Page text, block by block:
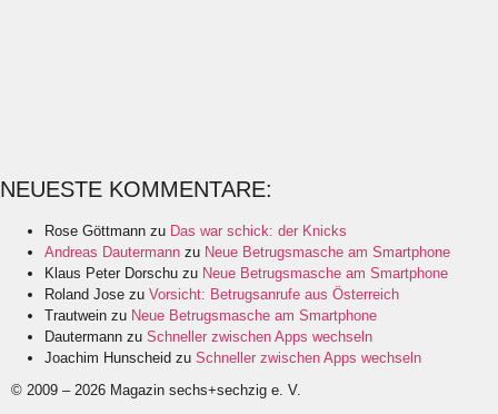
NEUESTE KOMMENTARE:
Rose Göttmann zu Das war schick: der Knicks
Andreas Dautermann zu Neue Betrugsmasche am Smartphone
Klaus Peter Dorschu zu Neue Betrugsmasche am Smartphone
Roland Jose zu Vorsicht: Betrugsanrufe aus Österreich
Trautwein zu Neue Betrugsmasche am Smartphone
Dautermann zu Schneller zwischen Apps wechseln
Joachim Hunscheid zu Schneller zwischen Apps wechseln
© 2009 – 2026 Magazin sechs+sechzig e. V.